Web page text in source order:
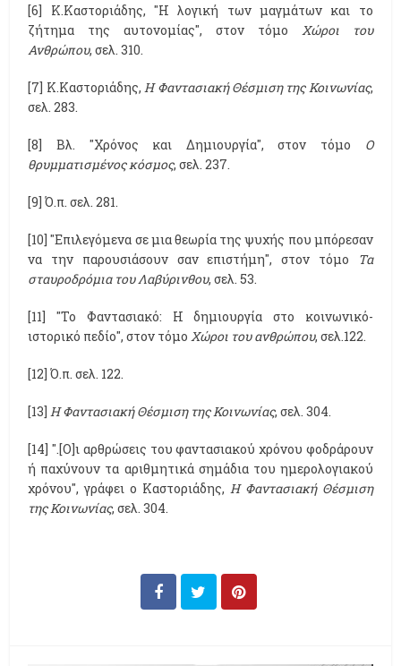
[6] Κ.Καστοριάδης, "Η λογική των μαγμάτων και το
ζήτημα της αυτονομίας", στον τόμο
Χώροι του
Ανθρώπου, σελ. 310.
[7] Κ.Καστοριάδης, Η Φαντασιακή Θέσμιση της Κοινωνίας,
σελ. 283.
[8] Βλ. "Χρόνος και Δημιουργία", στον τόμο Ο
θρυμματισμένος κόσμος, σελ. 237.
[9] Ό.π. σελ. 281.
[10] "Επιλεγόμενα σε μια θεωρία της ψυχής που μπόρεσαν
να την παρουσιάσουν σαν επιστήμη", στον τόμο Τα
σταυροδρόμια του Λαβύρινθου, σελ. 53.
[11] "Το Φαντασιακό: Η δημιουργία στο κοινωνικό-
ιστορικό πεδίο", στον τόμο Χώροι του ανθρώπου, σελ.122.
[12] Ό.π. σελ. 122.
[13] Η Φαντασιακή Θέσμιση της Κοινωνίας, σελ. 304.
[14] ".[Ο]ι αρθρώσεις του φαντασιακού χρόνου φοδράρουν
ή παχύνουν τα αριθμητικά σημάδια του ημερολογιακού
χρόνου", γράφει ο Καστοριάδης, Η Φαντασιακή Θέσμιση
της Κοινωνίας, σελ. 304.